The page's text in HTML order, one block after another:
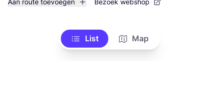
Aan route toevoegen Bezoek webshop
List Map